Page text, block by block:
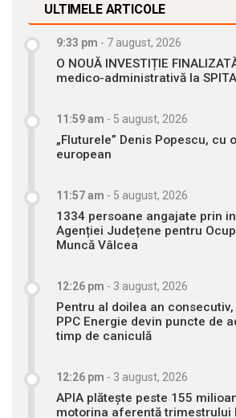
ULTIMELE ARTICOLE
9:33 pm - 7 august, 2026
O NOUĂ INVESTIȚIE
medico-administrativă la
11:59 am - 5 august, 2026
„Fluturele” Denis Popescu, cu
european
11:57 am - 5 august, 2026
1334 persoane angajate prin
Agenției Județene pentru
Muncă Vâlcea
12:26 pm - 3 august, 2026
Pentru al doilea an
PPC Energie devin puncte de
timp de caniculă
12:26 pm - 3 august, 2026
APIA plătește peste 155
motorina aferentă trimestrului